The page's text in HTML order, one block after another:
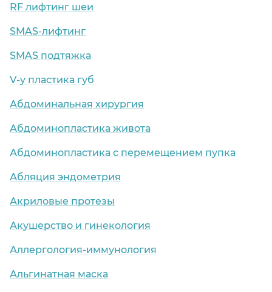
RF лифтинг шеи
SMAS-лифтинг
SMAS подтяжка
V-y пластика губ
Абдоминальная хирургия
Абдоминопластика живота
Абдоминопластика с перемещением пупка
Абляция эндометрия
Акриловые протезы
Акушерство и гинекология
Аллергология-иммунология
Альгинатная маска